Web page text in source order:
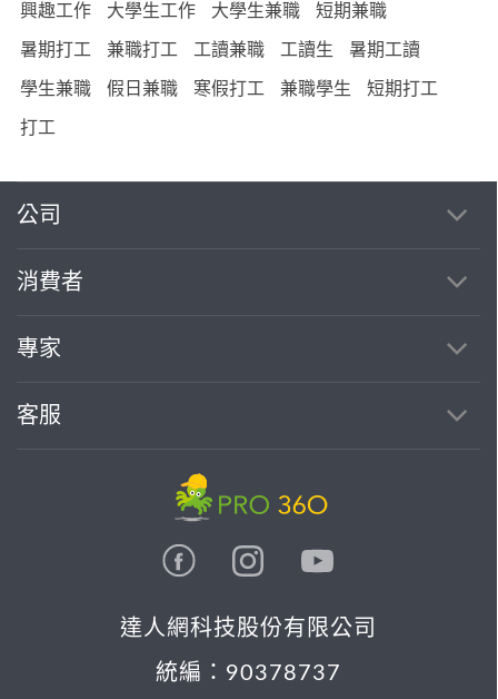
興趣工作 大學生工作 大學生兼職 短期兼職
暑期打工 兼職打工 工讀兼職 工讀生 暑期工讀
學生兼職 假日兼職 寒假打工 兼職學生 短期打工
打工
公司
消費者
專家
客服
達人網科技股份有限公司
統編：90378737